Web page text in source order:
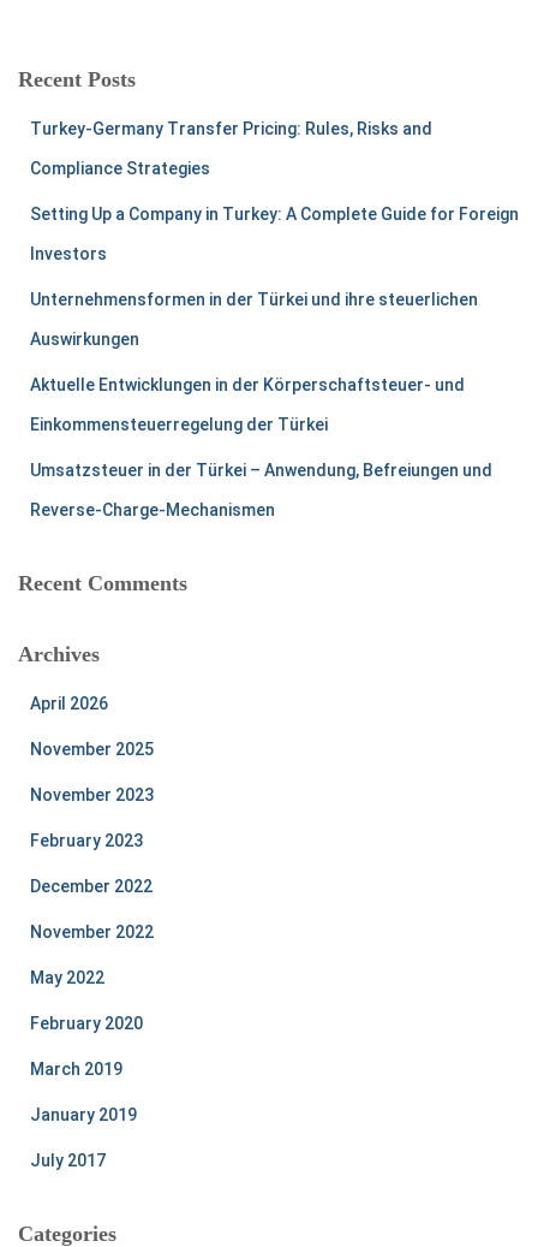
Recent Posts
Turkey-Germany Transfer Pricing: Rules, Risks and
Compliance Strategies
Setting Up a Company in Turkey: A Complete Guide for Foreign
Investors
Unternehmensformen in der Türkei und ihre steuerlichen
Auswirkungen
Aktuelle Entwicklungen in der Körperschaftsteuer- und
Einkommensteuerregelung der Türkei
Umsatzsteuer in der Türkei – Anwendung, Befreiungen und
Reverse-Charge-Mechanismen
Recent Comments
Archives
April 2026
November 2025
November 2023
February 2023
December 2022
November 2022
May 2022
February 2020
March 2019
January 2019
July 2017
Categories